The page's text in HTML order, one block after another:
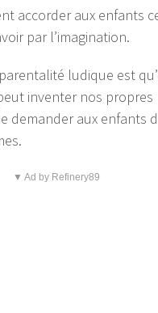
accorder aux enfants
par l’imagination.
ludique est
inventer nos propres
demander aux enfants
▼ Ad by Refinery89